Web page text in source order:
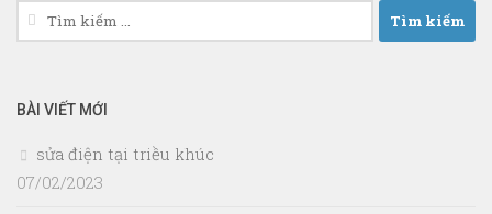
Tìm
kiếm
BÀI VIẾT MỚI
sửa điện tại triều khúc
07/02/2023